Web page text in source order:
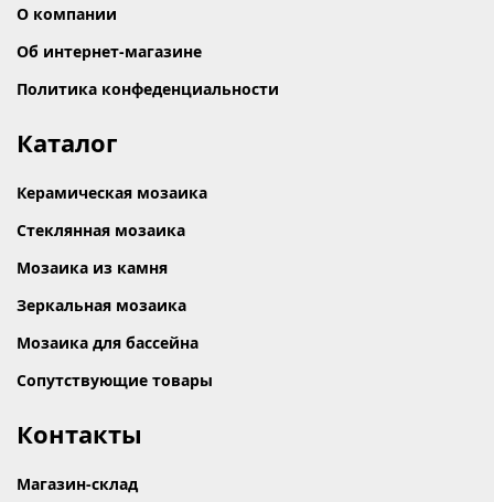
О компании
Об интернет-магазине
Политика конфеденциальности
Каталог
Керамическая мозаика
Стеклянная мозаика
Мозаика из камня
Зеркальная мозаика
Мозаика для бассейна
Сопутствующие товары
Контакты
Магазин-склад